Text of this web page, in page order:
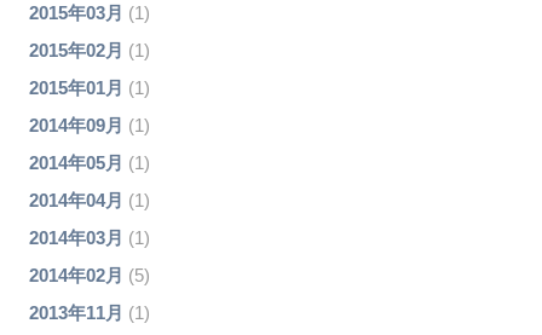
2015年03月 (1)
2015年02月 (1)
2015年01月 (1)
2014年09月 (1)
2014年05月 (1)
2014年04月 (1)
2014年03月 (1)
2014年02月 (5)
2013年11月 (1)